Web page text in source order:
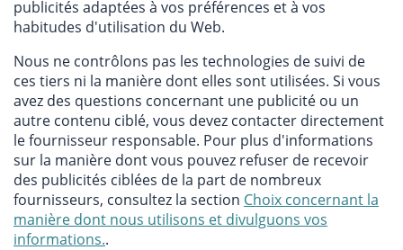
publicités adaptées à vos préférences et à vos
habitudes d'utilisation du Web.
Nous ne contrôlons pas les technologies de suivi de
ces tiers ni la manière dont elles sont utilisées. Si vous
avez des questions concernant une publicité ou un
autre contenu ciblé, vous devez contacter directement
le fournisseur responsable. Pour plus d'informations
sur la manière dont vous pouvez refuser de recevoir
des publicités ciblées de la part de nombreux
fournisseurs, consultez la section Choix concernant la
manière dont nous utilisons et divulguons vos
informations..